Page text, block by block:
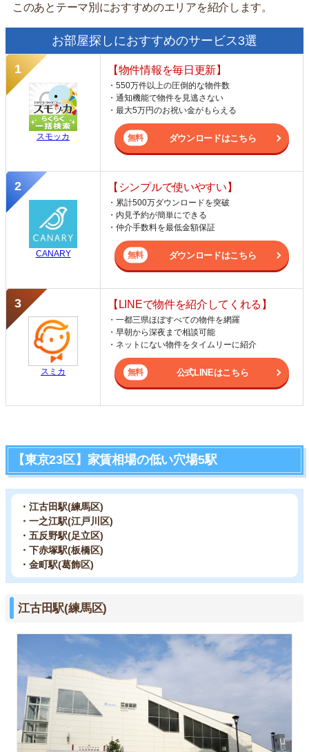
このあとテーマ別におすすめのエリアを紹介します。
お部屋探しにおすすめのサービス3選
スモッカ
【物件情報を毎日更新】
・550万件以上の圧倒的な物件数
・通知機能で物件を見逃さない
・最大5万円のお祝い金がもらえる
ダウンロードはこちら
CANARY
【シンプルで使いやすい】
・累計500万ダウンロードを突破
・内見予約が簡単にできる
・仲介手数料を最低金額保証
ダウンロードはこちら
スミカ
【LINEで物件を紹介してくれる】
・一都三県ほぼすべての物件を網羅
・早朝から深夜まで相談可能
・ネットにない物件をタイムリーに紹介
公式LINEはこちら
【東京23区】家賃相場の低い穴場5駅
・江古田駅(練馬区)
・一之江駅(江戸川区)
・五反野駅(足立区)
・下赤塚駅(板橋区)
・金町駅(葛飾区)
江古田駅(練馬区)